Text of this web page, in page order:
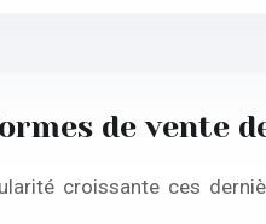
de vente
croissante ces